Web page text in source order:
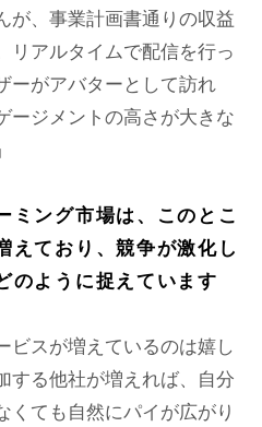
が、事業計画書通りの収益
リアルタイムで配信を行っ
ーがアバターとして訪れ
ージメントの高さが大きな
ング市場は、このとこ
えており、競争が激化し
のように捉えています
ビスが増えているのは嬉し
する他社が増えれば、自分
くても自然にパイが広がり